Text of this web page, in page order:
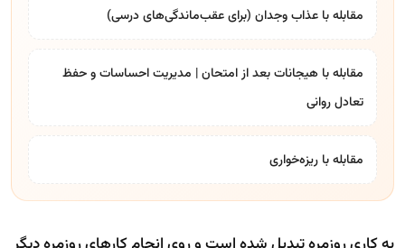
مقابله با عذاب وجدان (برای عقب‌ماندگی‌های درسی)
مقابله با هیجانات بعد از امتحان | مدیریت احساسات و حفظ
تعادل روانی
مقابله با ریزه‌خواری